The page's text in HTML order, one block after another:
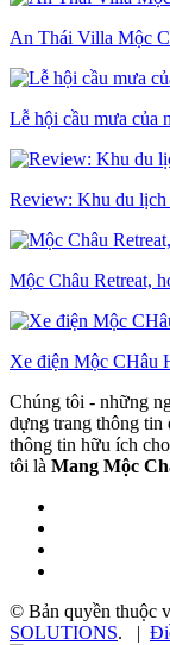
An Thái Villa Mộc
Lễ hội cầu mưa của
Review: Khu du
Mộc Châu Retreat,
Xe điện Mộc CHâu
Chúng tôi - những
dựng trang thông tin
thông tin hữu ích
tôi là Mang Mộc
© Bản quyền thuộc
SOLUTIONS. |